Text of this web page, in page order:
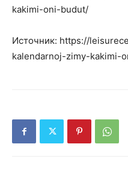
kakimi-oni-budut/
Источник: https://
kalendarnoj-zimy-kakimi-